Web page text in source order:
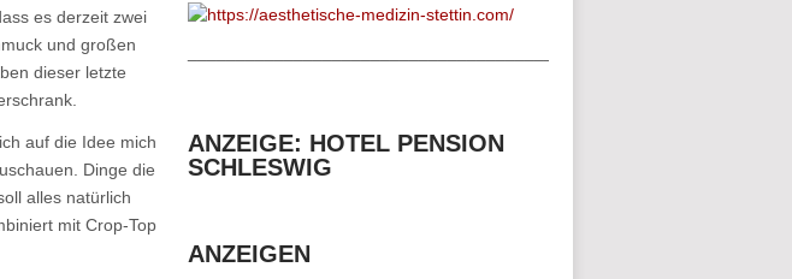
es derzeit zwei
und großen
dieser letzte
auf die Idee mich
Dinge die
alles natürlich
mit Crop-Top
ANZEIGE: HOTEL PENSION
SCHLESWIG
ANZEIGEN